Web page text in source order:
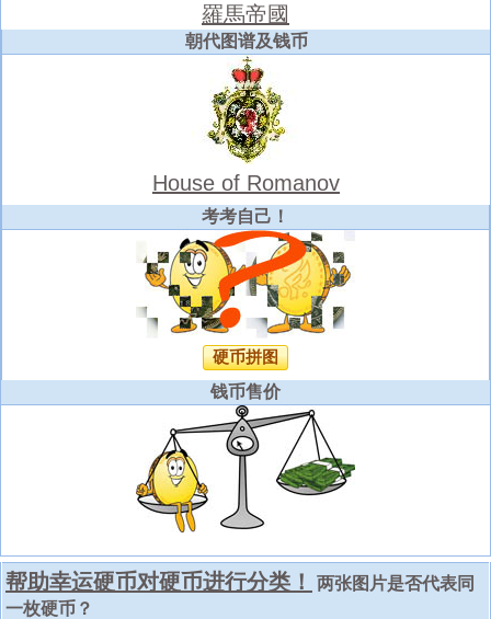
羅馬帝國
朝代图谱及钱币
House of Romanov
考考自己！
硬币拼图
钱币售价
帮助幸运硬币对硬币进行分类！
两张图片是否代表同
一枚硬币？